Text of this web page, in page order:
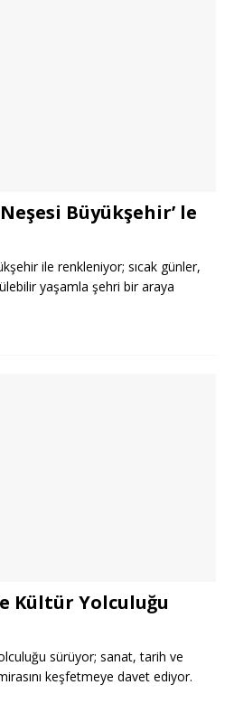
Büyükşehir’ le
ile renkleniyor; sıcak günler,
yaşamla şehri bir araya
Kültür Yolculuğu
sürüyor; sanat, tarih ve
keşfetmeye davet ediyor.